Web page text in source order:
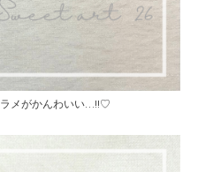
メがかんわいい…!!♡